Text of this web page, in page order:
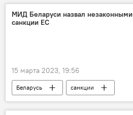
МИД Беларуси назвал незаконными
санкции ЕС
15 марта 2023, 19:56
Беларусь санкции